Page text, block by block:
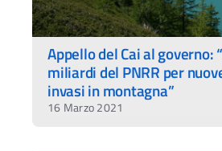
Appello del Cai al governo:
miliardi del PNRR per
invasi in montagna”
16 Marzo 2021